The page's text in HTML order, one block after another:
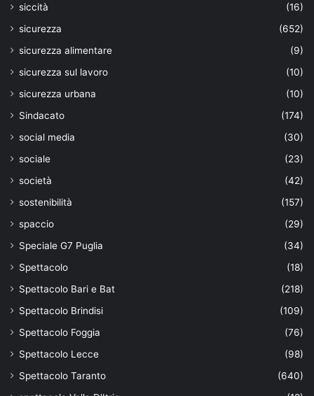
siccità
(16)
sicurezza
(652)
sicurezza alimentare
(9)
sicurezza sul lavoro
(10)
sicurezza urbana
(10)
Sindacato
(174)
social media
(30)
sociale
(23)
società
(42)
sostenibilità
(157)
spaccio
(29)
Speciale G7 Puglia
(34)
Spettacolo
(18)
Spettacolo Bari e Bat
(218)
Spettacolo Brindisi
(109)
Spettacolo Foggia
(76)
Spettacolo Lecce
(98)
Spettacolo Taranto
(640)